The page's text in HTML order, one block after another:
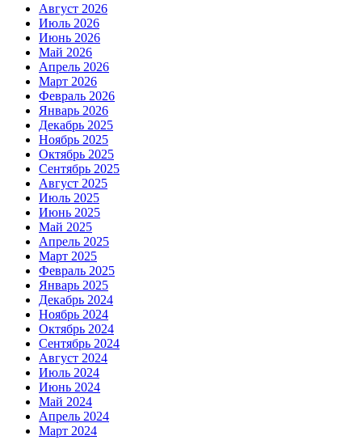
Август 2026
Июль 2026
Июнь 2026
Май 2026
Апрель 2026
Март 2026
Февраль 2026
Январь 2026
Декабрь 2025
Ноябрь 2025
Октябрь 2025
Сентябрь 2025
Август 2025
Июль 2025
Июнь 2025
Май 2025
Апрель 2025
Март 2025
Февраль 2025
Январь 2025
Декабрь 2024
Ноябрь 2024
Октябрь 2024
Сентябрь 2024
Август 2024
Июль 2024
Июнь 2024
Май 2024
Апрель 2024
Март 2024